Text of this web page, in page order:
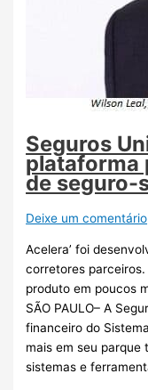
Seguros
plataforma
de seguro-
Deixe um comentário
Acelera’ foi
corretores
produto em poucos
SÃO PAULO– A
financeiro do
mais em seu parque
sistemas e